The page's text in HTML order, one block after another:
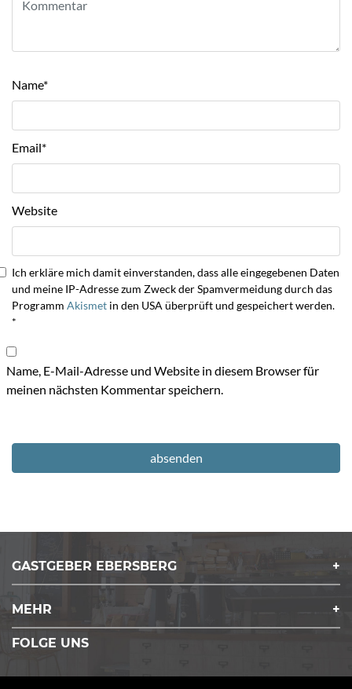
Name*
Email*
Website
Ich erkläre mich damit einverstanden, dass alle eingegebenen Daten
und meine IP-Adresse zum Zweck der Spamvermeidung durch das
Programm Akismet in den USA überprüft und gespeichert werden.
*
Name, E-Mail-Adresse und Website in diesem Browser für
meinen nächsten Kommentar speichern.
GASTGEBER EBERSBERG
MEHR
FOLGE UNS